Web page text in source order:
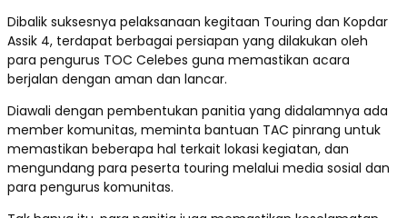
Dibalik suksesnya pelaksanaan kegitaan Touring dan Kopdar
Assik 4, terdapat berbagai persiapan yang dilakukan oleh
para pengurus TOC Celebes guna memastikan acara
berjalan dengan aman dan lancar.
Diawali dengan pembentukan panitia yang didalamnya ada
member komunitas, meminta bantuan TAC pinrang untuk
memastikan beberapa hal terkait lokasi kegiatan, dan
mengundang para peserta touring melalui media sosial dan
para pengurus komunitas.